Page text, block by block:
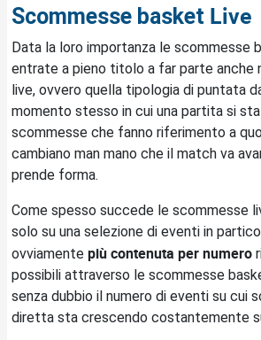
Scommesse basket Live
Data la loro importanza le scommesse
entrate a pieno titolo a far parte anche
live, ovvero quella tipologia di puntata
momento stesso in cui una partita si
scommesse che fanno riferimento a
cambiano man mano che il match va
prende forma.
Come spesso succede le scommesse
solo su una selezione di eventi in
ovviamente più contenuta per numero
possibili attraverso le scommesse
senza dubbio il numero di eventi su cui
diretta sta crescendo costantemente